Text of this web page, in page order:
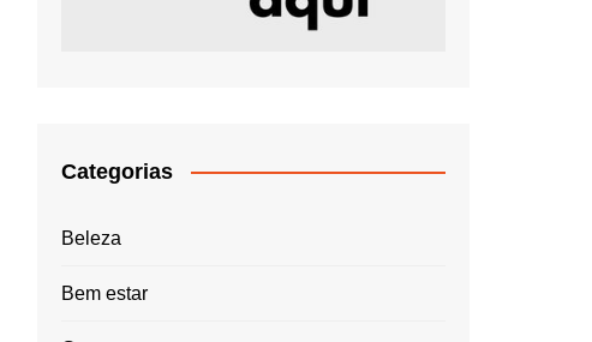
Categorias
Beleza
Bem estar